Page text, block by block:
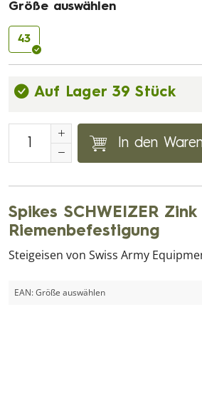
Größe auswählen
43
Auf Lager 39 Stück
In den
Spikes SCHWEIZER Zink
Riemenbefestigung
Steigeisen von Swiss Army
EAN:Größe auswählen